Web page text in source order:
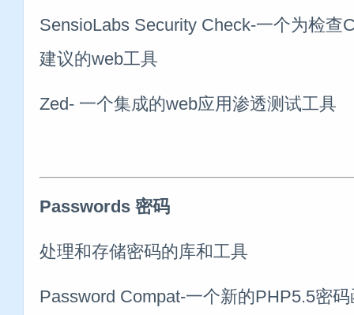
SensioLabs Security Check-一个为检查
建议的web工具
Zed- 一个集成的web应用渗透测试工具
Passwords 密码
处理和存储密码的库和工具
Password Compat-一个新的PHP5.5密